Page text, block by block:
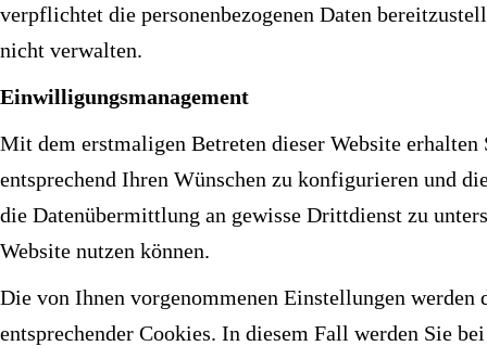
verpflichtet die personenbezogenen Daten
nicht verwalten.
Einwilligungsmanagement
Mit dem erstmaligen Betreten dieser Website
entsprechend Ihren Wünschen zu konfigurieren und
die Datenübermittlung an gewisse Drittdienst zu
Website nutzen können.
Die von Ihnen vorgenommenen Einstellungen werden
entsprechender Cookies. In diesem Fall werden Sie